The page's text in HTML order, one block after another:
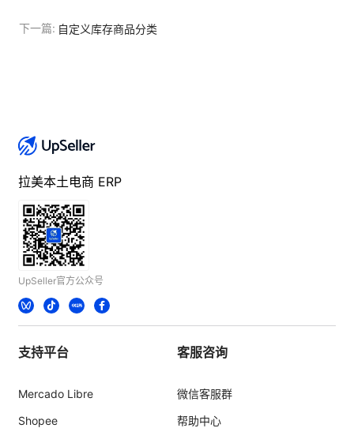
下一篇: 自定义库存商品分类
拉美本土电商 ERP
UpSeller官方公众号
支持平台
Mercado Libre
Shopee
客服咨询
微信客服群
帮助中心